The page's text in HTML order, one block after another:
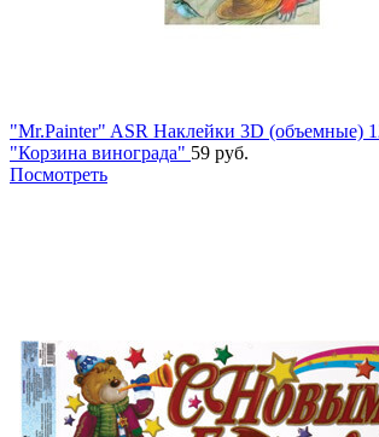
"Mr.Painter" ASR Наклейки 3D (объемные)
"Корзина винограда" 59 руб.
Посмотреть